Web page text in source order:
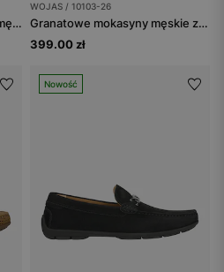
Czarne wygodne mokasyny męskie
WOJAS / 10103-26
Granatowe mokasyny męskie z perforowaną skórą nubukową
399.00 zł
Nowość